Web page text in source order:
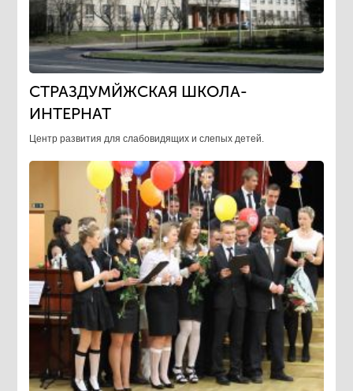
СТРАЗДУМЙЖСКАЯ ШКОЛА-
ИНТЕРНАТ
Центр развития для слабовидящих и слепых детей.